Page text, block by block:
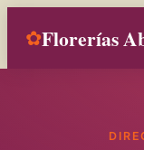
✿Florerías